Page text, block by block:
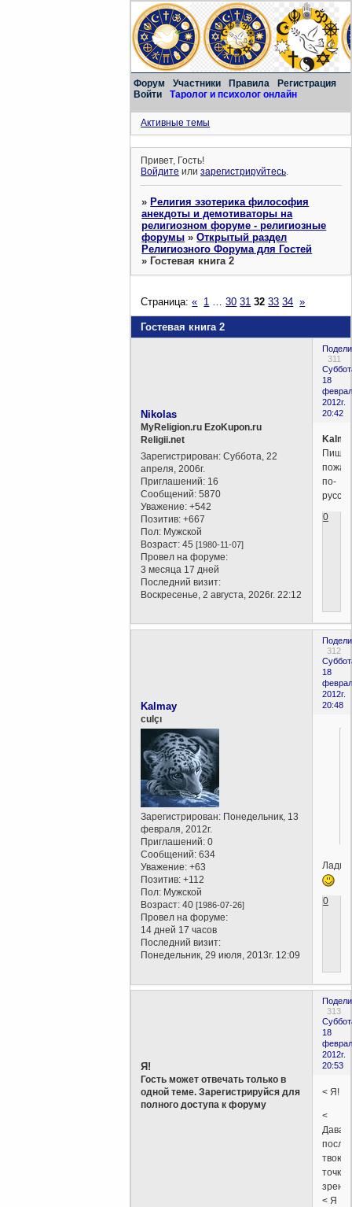
Форум Участники Правила
Регистрация
Войти
Таролог и психолог онлайн
Активные темы
Привет, Гость!
Войдите илизарегистрируйтесь.
»Религия эзотерика философия
анекдоты и демотиваторы на
религиозном форуме - религиозные
форумы »Открытый раздел
Религиозного Форума для Гостей
»Гостевая книга 2
Гостевая книга 2
Страница:« 1 30 31 32 33 34 »
311
18
2012г.
20:42
Nikolas
MyReligion.ru EzoKupon.ru
Religii.net
Зарегистрирован: Суббота, 22
апреля, 2006г.
Приглашений: 16
Сообщений: 5870
Уважение: +542
Позитив: +667
Пол: Мужской
Возраст: 45[1980-11-07]
Провел на форуме:
3 месяца 17 дней
Последний визит:
Воскресенье, 2 августа, 2026г. 22:12
Пиши,
по-
0
312
18
2012г.
20:48
Kalmay
culçı
Зарегистрирован: Понедельник, 13
февраля, 2012г.
Приглашений: 0
Сообщений: 634
Уважение: +63
Позитив: +112
Пол: Мужской
Возраст: 40[1986-07-26]
Провел на форуме:
14 дней 17 часов
Последний визит:
Понедельник, 29 июля, 2013г. 12:09
Ладно
0
313
18
2012г.
20:53
Я!
Гость может отвечать только в
одной теме. Зарегистрируйся для
полного доступа к форуму
< Я!
<
Давай
твою
точку
< Я